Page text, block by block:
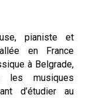
pianiste et
en France
à Belgrade,
musiques
d’étudier au